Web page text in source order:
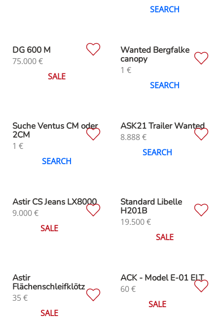
SEARCH
DG 600 M
75.000€
SALE
Wanted Bergfalke
canopy
1 €
SEARCH
Suche Ventus CM oder
2CM
1 €
SEARCH
ASK21 Trailer Wanted
8.888€
SEARCH
Astir CS Jeans LX8000
9.000€
SALE
Standard Libelle
H201B
19.500€
SALE
Astir
Flächenschleifklötz
35€
SALE
ACK - Model E-01 ELT
60€
SALE